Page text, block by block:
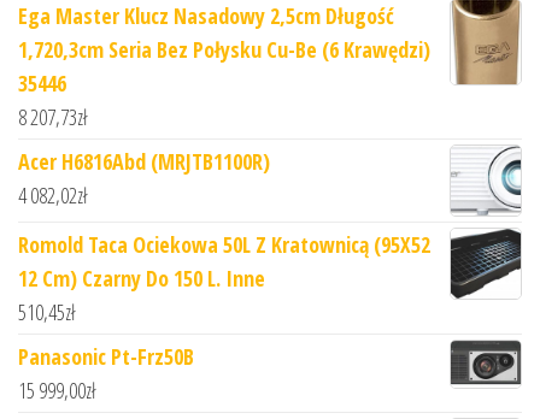
Ega Master Klucz Nasadowy 2,5cm Długość
1,720,3cm Seria Bez Połysku Cu-Be (6 Krawędzi)
35446
8 207,73zł
Acer H6816Abd (MRJTB1100R)
4 082,02zł
Romold Taca Ociekowa 50L Z Kratownicą (95X52
12 Cm) Czarny Do 150 L. Inne
510,45zł
Panasonic Pt-Frz50B
15 999,00zł